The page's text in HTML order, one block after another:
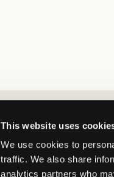
This website uses
We use cookies to
traffic. We also share
analytics partners who